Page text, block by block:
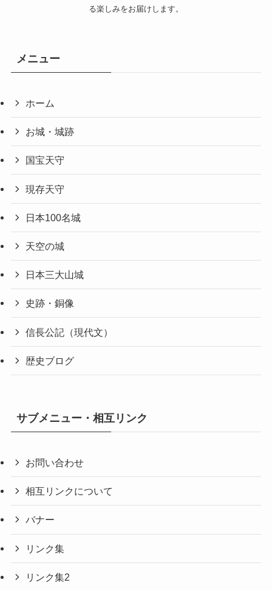
る楽しみをお届けします。
メニュー
ホーム
お城・城跡
国宝天守
現存天守
日本100名城
天空の城
日本三大山城
史跡・銅像
信長公記（現代文）
歴史ブログ
サブメニュー・相互リンク
お問い合わせ
相互リンクについて
バナー
リンク集
リンク集2